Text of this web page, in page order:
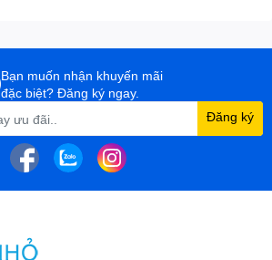
Bạn muốn nhận khuyến mãi
đặc biệt? Đăng ký ngay.
Đăng ký